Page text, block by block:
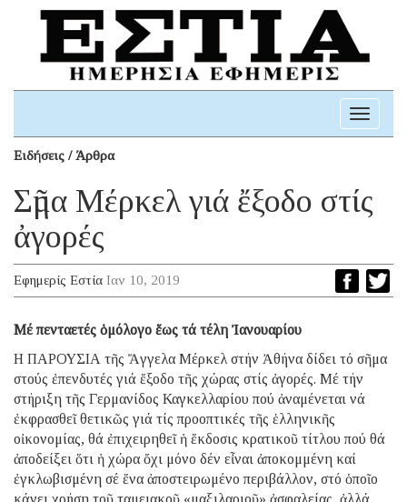
Toggle
Ειδήσεις / Άρθρα
Σῆμα Μέρκελ γιά ἔξοδο στίς
ἀγορές
Εφημερίς Εστία Ιαν 10, 2019
Μέ πενταετές ὁμόλογο ἕως τά τέλη Ἰανουαρίου
Η ΠΑΡΟΥΣΙΑ τῆς Ἄγγελα Μέρκελ στήν Ἀθήνα δίδει τό σῆμα
στούς ἐπενδυτές γιά ἔξοδο τῆς χώρας στίς ἀγορές. Μέ τήν
στήριξη τῆς Γερμανίδος Καγκελλαρίου πού ἀναμένεται νά
ἐκφρασθεῖ θετικῶς γιά τίς προοπτικές τῆς ἑλληνικῆς
οἰκονομίας, θά ἐπιχειρηθεῖ ἡ ἔκδοσις κρατικοῦ τίτλου πού θά
ἀποδείξει ὅτι ἡ χώρα ὄχι μόνο δέν εἶναι ἀποκομμένη καί
ἐγκλωβισμένη σέ ἕνα ἀποστειρωμένο περιβάλλον, στό ὁποῖο
κάνει χρήση τοῦ ταμειακοῦ «μαξιλαριοῦ» ἀσφαλείας, ἀλλά